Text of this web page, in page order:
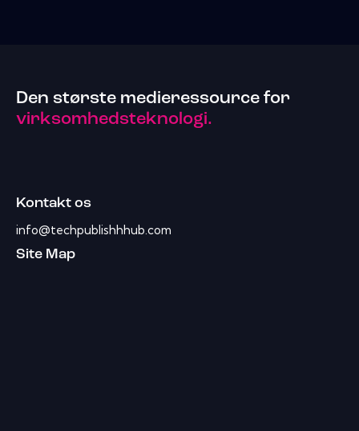
Den største medieressource for
virksomhedsteknologi.
Kontakt os
info@techpublishhhub.com
Site Map